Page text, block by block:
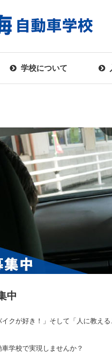
学校について
中
イクが好き！」そして「人に教える
学校で実現しませんか？